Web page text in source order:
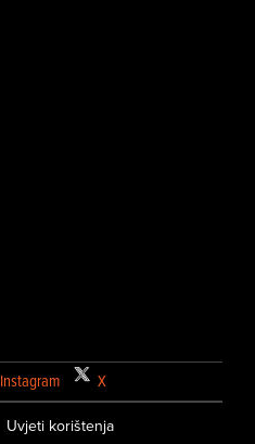
Instagram X
Uvjeti korištenja